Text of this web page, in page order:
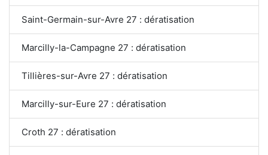
Saint-Germain-sur-Avre 27 : dératisation
Marcilly-la-Campagne 27 : dératisation
Tillières-sur-Avre 27 : dératisation
Marcilly-sur-Eure 27 : dératisation
Croth 27 : dératisation